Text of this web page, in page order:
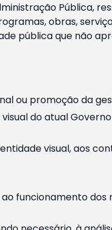
Pública,
obras,
pública que não
ou promoção da
do atual
visual, aos
funcionamento dos